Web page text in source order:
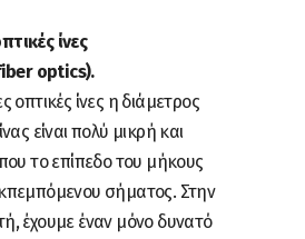
ίνες
optics).
οπτικές ίνες η διάμετρος
είναι πολύ μικρή και
το επίπεδο του μήκους
σήματος. Στην
έχουμε έναν μόνο δυνατό